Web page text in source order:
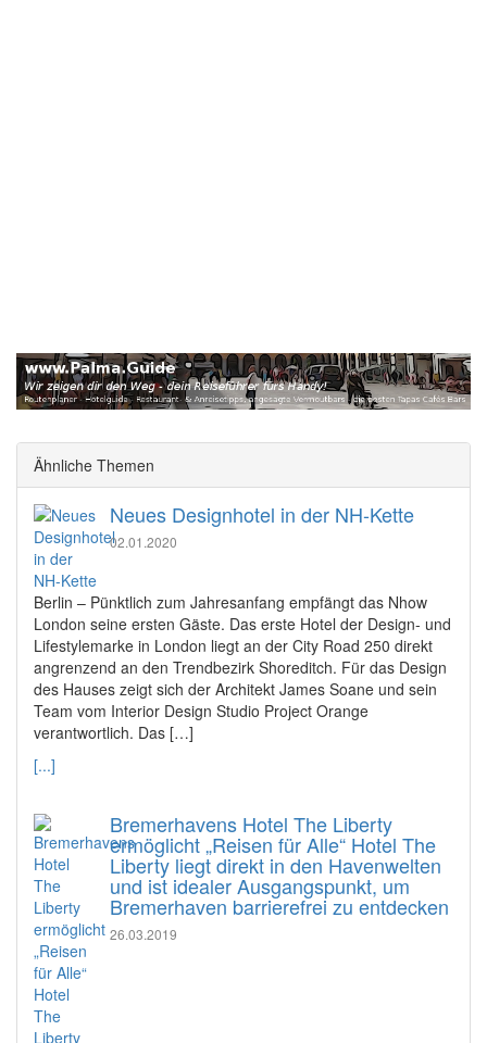
Ähnliche Themen
Neues Designhotel in der NH-Kette
02.01.2020
Berlin – Pünktlich zum Jahresanfang empfängt das Nhow
London seine ersten Gäste. Das erste Hotel der Design- und
Lifestylemarke in London liegt an der City Road 250 direkt
angrenzend an den Trendbezirk Shoreditch. Für das Design
des Hauses zeigt sich der Architekt James Soane und sein
Team vom Interior Design Studio Project Orange
verantwortlich. Das […]
[...]
Bremerhavens Hotel The Liberty
ermöglicht „Reisen für Alle“ Hotel The
Liberty liegt direkt in den Havenwelten
und ist idealer Ausgangspunkt, um
Bremerhaven barrierefrei zu entdecken
26.03.2019